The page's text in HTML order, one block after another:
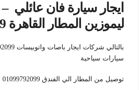
ايجار سيارة فان عائلي –
ليموزين المطار القاهرة 01099792099
سيارات سياحية
توصيل من المطار الي الفندق 01099792099